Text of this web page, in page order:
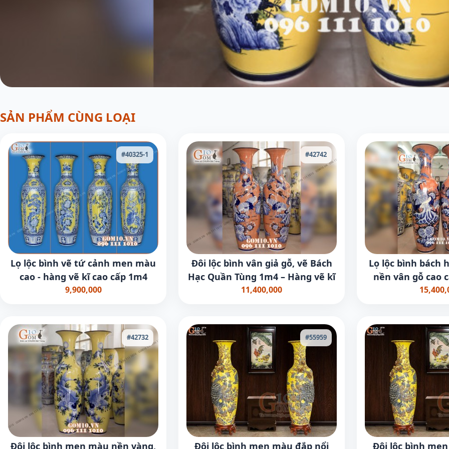
SẢN PHẨM CÙNG LOẠI
#40325-1
Lọ lộc bình vẽ tứ cảnh men màu
cao - hàng vẽ kĩ cao cấp 1m4
9,900,000
#42742
Đôi lộc bình vân giả gỗ, vẽ Bách
Hạc Quần Tùng 1m4 – Hàng vẽ kĩ
11,400,000
Lọ lộc bình bách
nền vân gỗ cao
#42732
Đôi lộc bình men màu nền vàng,
#55959
Đôi lộc bình men màu đắp nổi Đôi lộc bình